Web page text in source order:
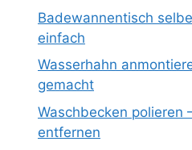
Badewannentisch
einfach
Wasserhahn
gemacht
Waschbecken polieren
entfernen